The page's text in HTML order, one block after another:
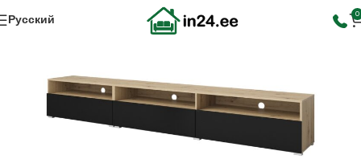
Русский 0
Гостиная